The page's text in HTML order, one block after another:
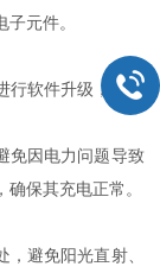
元件。
软件升级，以获
因电力问题导致
保其充电正常。
避免阳光直射、